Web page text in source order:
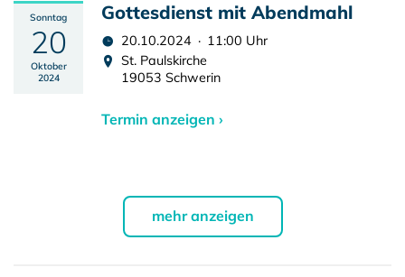
Sonntag
20
Oktober
2024
Gottesdienst mit Abendmahl
20.10.2024 · 11:00 Uhr
St. Paulskirche
19053 Schwerin
Termin anzeigen ›
mehr anzeigen